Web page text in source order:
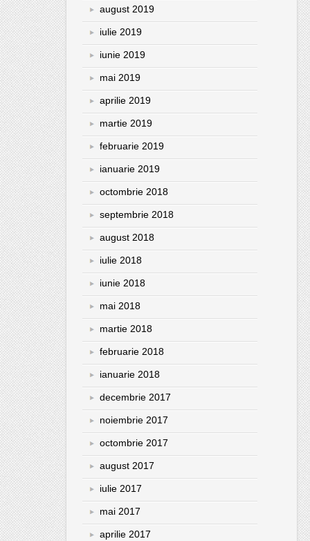
august 2019
iulie 2019
iunie 2019
mai 2019
aprilie 2019
martie 2019
februarie 2019
ianuarie 2019
octombrie 2018
septembrie 2018
august 2018
iulie 2018
iunie 2018
mai 2018
martie 2018
februarie 2018
ianuarie 2018
decembrie 2017
noiembrie 2017
octombrie 2017
august 2017
iulie 2017
mai 2017
aprilie 2017